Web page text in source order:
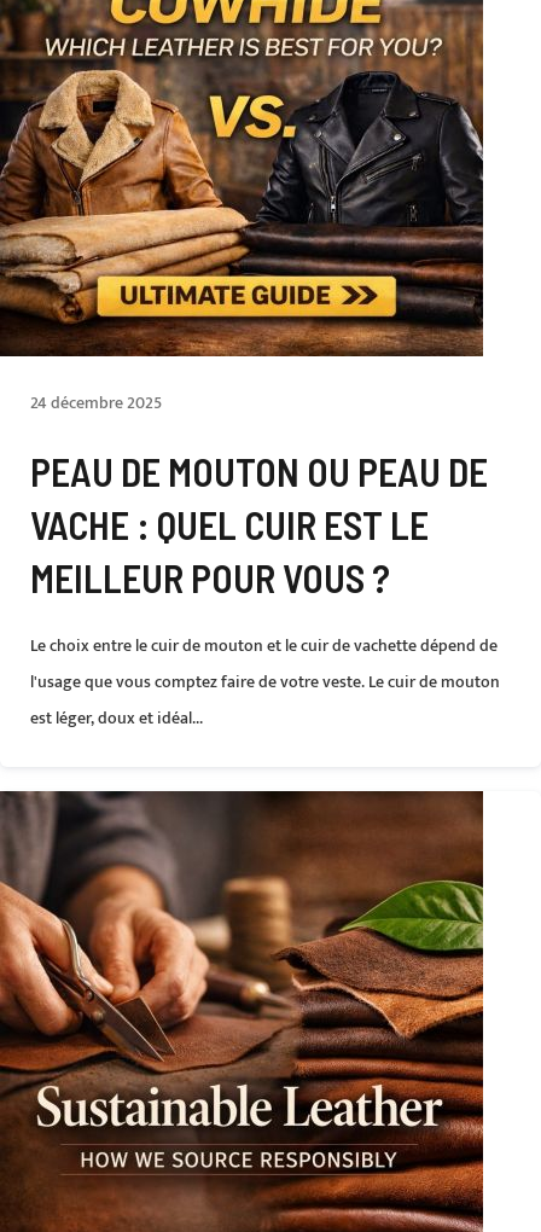
24 décembre 2025
PEAU DE MOUTON OU PEAU DE
VACHE : QUEL CUIR EST LE
MEILLEUR POUR VOUS ?
Le choix entre le cuir de mouton et le cuir de vachette dépend de
l'usage que vous comptez faire de votre veste. Le cuir de mouton
est léger, doux et idéal...